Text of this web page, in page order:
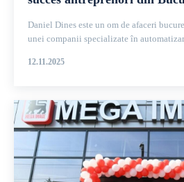
Daniel Dines este un om de afaceri
unei companii specializate în
12.11.2025